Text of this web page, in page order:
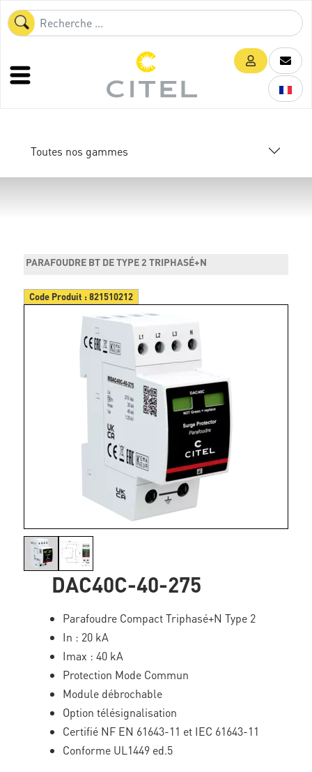
Toutes nos gammes
PARAFOUDRE BT DE TYPE 2 TRIPHASÉ+N
Code Produit :821510212
DAC40C-40-275
Parafoudre Compact Triphasé+N Type 2
In : 20 kA
Imax : 40 kA
Protection Mode Commun
Module débrochable
Option télésignalisation
Certifié NF EN 61643-11 et IEC 61643-11
Conforme UL1449 ed.5